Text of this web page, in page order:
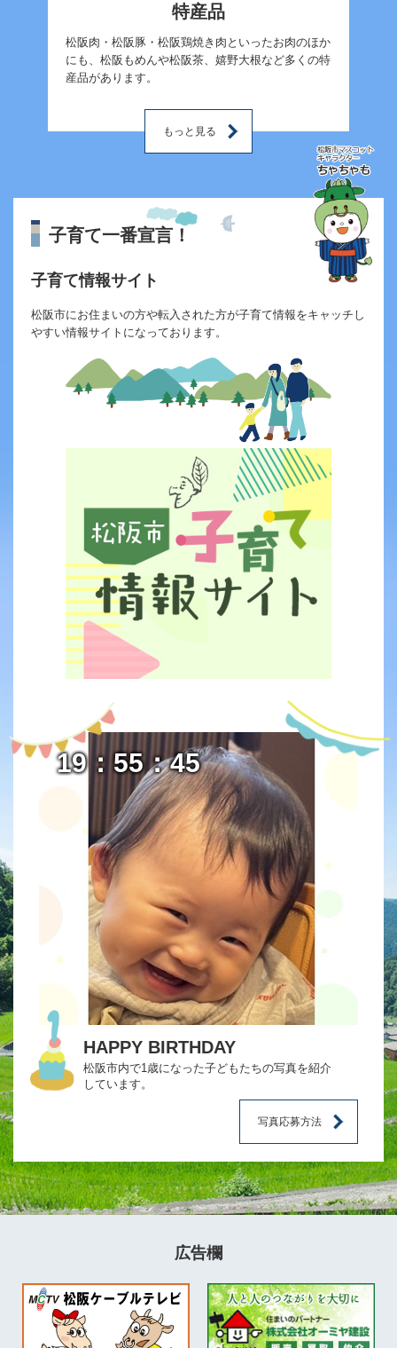
特産品
松阪肉・松阪豚・松阪鶏焼き肉といったお肉のほか
にも、松阪もめんや松阪茶、嬉野大根など多くの特
産品があります。
もっと見る
子育て一番宣言！
子育て情報サイト
松阪市にお住まいの方や転入された方が子育て情報をキャッチし
やすい情報サイトになっております。
19：55：46
HAPPY BIRTHDAY
松阪市内で1歳になった子どもたちの写真を紹介
しています。
写真応募方法
広告欄